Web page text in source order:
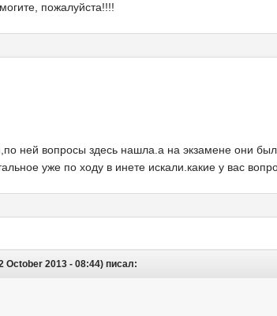
пожалуйста!!!!
ней вопросы здесь нашла.а на экзамене они
уже по ходу в инете искали.какие у вас
2013 - 08:44) писал: